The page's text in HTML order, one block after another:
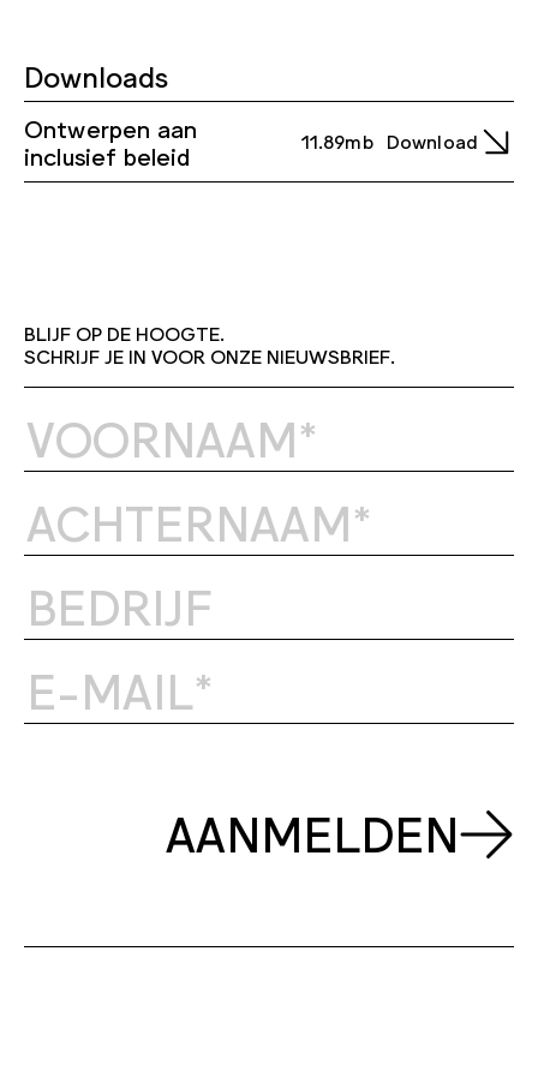
Downloads
Ontwerpen aan
inclusief beleid
11.89mb Download
BLIJF OP DE HOOGTE.
SCHRIJF JE IN VOOR ONZE NIEUWSBRIEF.
AANMELDEN